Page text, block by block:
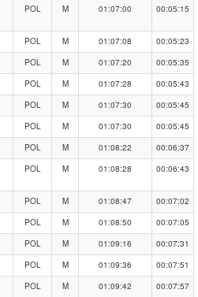
POL M 01:07:00 00:05:15
POL M 01:07:08
00:05:23
POL M 01:07:20
00:05:35
POL M 01:07:28
00:05:43
POL M 01:07:30
00:05:45
POL M 01:07:30
00:05:45
POL M 01:08:22
00:06:37
POL M 01:08:28 00:06:43
POL M 01:08:47
00:07:02
POL M 01:08:50
00:07:05
POL M 01:09:16
00:07:31
POL M 01:09:36
00:07:51
POL M 01:09:42
00:07:57